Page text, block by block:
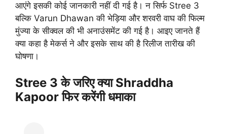
आएंगे इसकी कोई जानकारी नहीं दी गई है। न सिर्फ Stree 3
बल्कि Varun Dhawan की भेड़िया और शरवरी वाघ की फिल्म
मुंज्या के सीक्वल की भी अनाउंसमेंट की गई है। आइए जानते हैं
क्या कहा है मेकर्स ने और इसके साथ की है रिलीज तारीख की
घोषणा।
Stree 3 के जरिए क्या Shraddha
Kapoor फिर करेंगी धमाका